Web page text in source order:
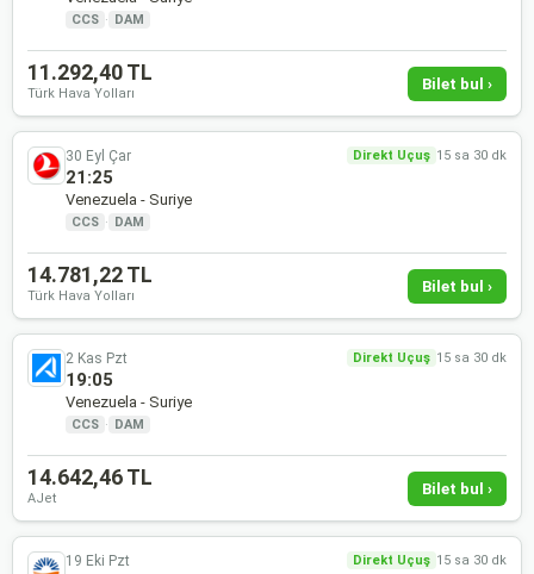
CCS · DAM
11.292,40 TL
Türk Hava Yolları
Bilet bul ›
30 Eyl Çar Direkt Uçuş 15 sa 30 dk
21:25
Venezuela - Suriye
CCS · DAM
14.781,22 TL
Türk Hava Yolları
Bilet bul ›
2 Kas Pzt Direkt Uçuş 15 sa 30 dk
19:05
Venezuela - Suriye
CCS · DAM
14.642,46 TL
AJet
Bilet bul ›
19 Eki Pzt Direkt Uçuş 15 sa 30 dk